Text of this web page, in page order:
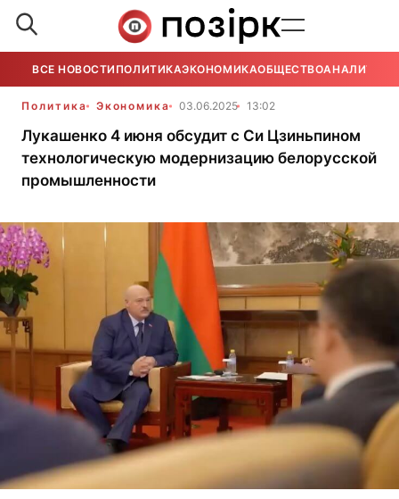
ВСЕ НОВОСТИ ПОЛИТИКАЭКОНОМИКАОБЩЕСТВОАНАЛИТИКА
Политика Экономика 03.06.2025 13:02
Лукашенко 4 июня обсудит с Си Цзиньпином
технологическую модернизацию белорусской
промышленности